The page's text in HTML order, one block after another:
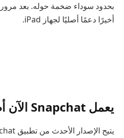
أخيرًا دعمًا أصليًا لجهاز iPad.
يعمل Snapchat الآن أصلاً على iPad